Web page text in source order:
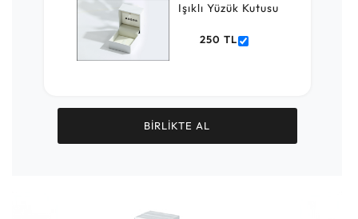
Işıklı Yüzük Kutusu
250 TL
BİRLİKTE AL